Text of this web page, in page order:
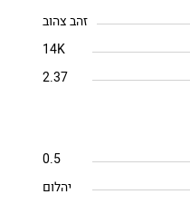
זהב צהוב
14K
2.37
0.5
יהלום